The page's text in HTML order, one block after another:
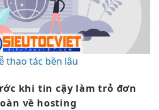
thao tác bền lâu
khi tin cậy làm trỏ đơn
về hosting